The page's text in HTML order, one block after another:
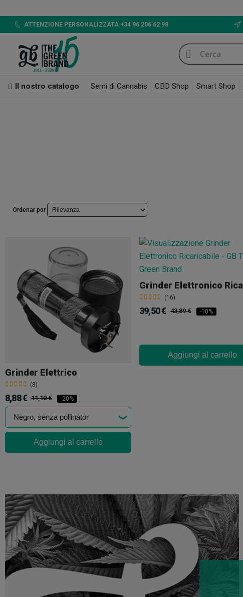
ATTENZIONE PERSONALIZZATA +34 96 206 62 98
Il nostro catalogo Semi di Cannabis CBD Shop Smart Shop
Ordenar por
Grinder Elettrico
(8)
8,88 € 11,10 € -20%
Aggiungi al carrello
(16)
39,50 € 43,89 € -10%
Aggiungi al carrello